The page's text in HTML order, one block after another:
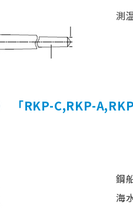
測
「RKP-C,RKP-
鋼
海